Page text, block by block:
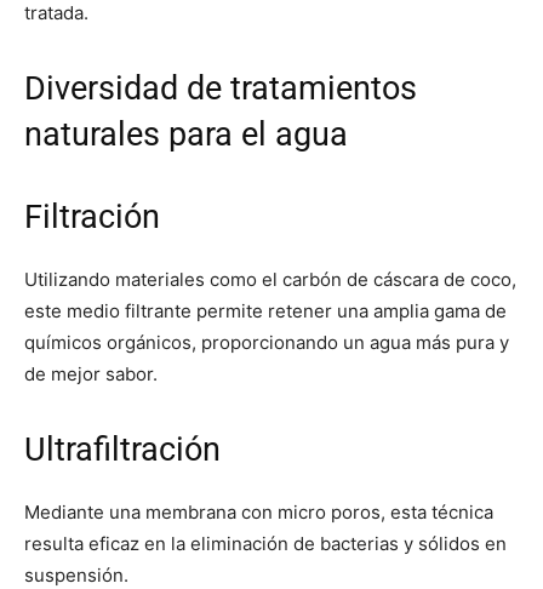
tratada.
Diversidad de tratamientos
naturales para el agua
Filtración
Utilizando materiales como el carbón de cáscara de coco,
este medio filtrante permite retener una amplia gama de
químicos orgánicos, proporcionando un agua más pura y
de mejor sabor.
Ultrafiltración
Mediante una membrana con micro poros, esta técnica
resulta eficaz en la eliminación de bacterias y sólidos en
suspensión.